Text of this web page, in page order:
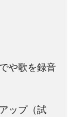
や歌を録音
ップ（試